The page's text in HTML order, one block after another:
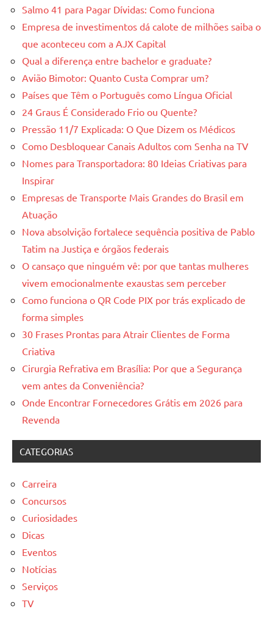
Salmo 41 para Pagar Dívidas: Como funciona
Empresa de investimentos dá calote de milhões saiba o
que aconteceu com a AJX Capital
Qual a diferença entre bachelor e graduate?
Avião Bimotor: Quanto Custa Comprar um?
Países que Têm o Português como Língua Oficial
24 Graus É Considerado Frio ou Quente?
Pressão 11/7 Explicada: O Que Dizem os Médicos
Como Desbloquear Canais Adultos com Senha na TV
Nomes para Transportadora: 80 Ideias Criativas para
Inspirar
Empresas de Transporte Mais Grandes do Brasil em
Atuação
Nova absolvição fortalece sequência positiva de Pablo
Tatim na Justiça e órgãos federais
O cansaço que ninguém vê: por que tantas mulheres
vivem emocionalmente exaustas sem perceber
Como funciona o QR Code PIX por trás explicado de
forma simples
30 Frases Prontas para Atrair Clientes de Forma
Criativa
Cirurgia Refrativa em Brasília: Por que a Segurança
vem antes da Conveniência?
Onde Encontrar Fornecedores Grátis em 2026 para
Revenda
CATEGORIAS
Carreira
Concursos
Curiosidades
Dicas
Eventos
Notícias
Serviços
TV